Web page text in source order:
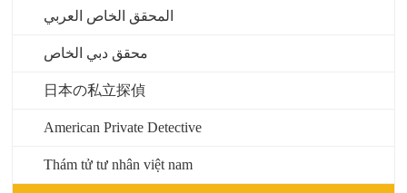
المحقق الخاص العربي
محقق دبي الخاص
日本の私立探偵
American Private Detective
Thám tử tư nhân việt nam